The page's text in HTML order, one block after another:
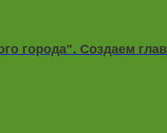
города". Создаем